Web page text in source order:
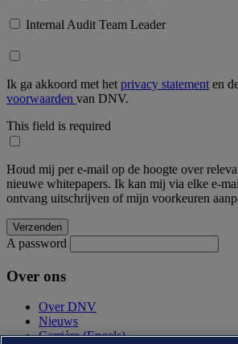
Internal Audit Team Leader
Ik ga akkoord met het privacy statement en
voorwaarden van DNV.
This field is required
Houd mij per e-mail op de hoogte over
nieuwe whitepapers. Ik kan mij via elke e-
ontvang uitschrijven of mijn voorkeuren
A password
Over ons
Over DNV
Nieuws
Carrière (Engels)